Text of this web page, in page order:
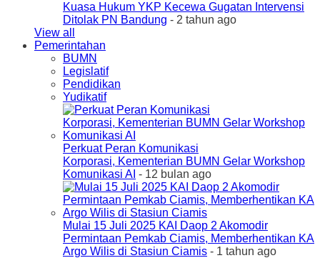
Kuasa Hukum YKP Kecewa Gugatan Intervensi
Ditolak PN Bandung - 2 tahun ago
View all
Pemerintahan
BUMN
Legislatif
Pendidikan
Yudikatif
Perkuat Peran Komunikasi
Korporasi, Kementerian BUMN Gelar Workshop
Komunikasi AI - 12 bulan ago
Mulai 15 Juli 2025 KAI Daop 2 Akomodir
Permintaan Pemkab Ciamis, Memberhentikan KA
Argo Wilis di Stasiun Ciamis - 1 tahun ago